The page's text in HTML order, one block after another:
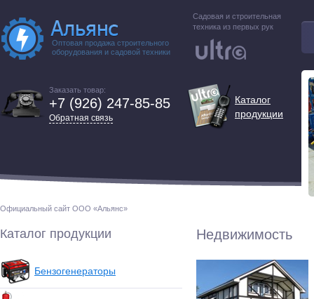
Оптовая продажа строительного
оборудования и садовой техники
Садовая и строительная
техника из первых рук
Заказать товар:
+7 (926) 247-85-85
Обратная связь
Каталог
продукции
Официальный сайт ООО «Альянс»
Каталог продукции
Бензогенераторы
Недвижимость